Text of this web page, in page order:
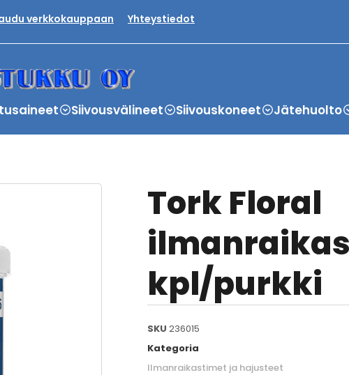
verkkokauppaan Yhteystiedot
Siivousvälineet Siivouskoneet Jätehuolto
Tork Floral
kpl/purkki
SKU 236015
Kategoria
Ilmanraikastimet ja hajusteet